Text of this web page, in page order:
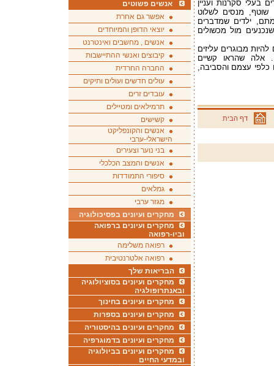
בעלי סקרנות ועניין
שוטף, מנסים לשלוט
ילדים שמדברים
מול מכשולים
מבוגרים עליזים
אלה שהראו קשיים
כלפי עצמם והסביבה,
דף הבית
אנשים פשוטים
אפשר גם אחרת
יוצאי הדופן והמיוחדים
אנשים , מחשבים ואינטרנט
קיבוצים ואנשי ההתיישבות
החברה החרדית
עולים חדשים ועולים ותיקים
עובדים זרים
תרמילאים ומטיילים
קשישים
אנשים והקונפליקט
הישראלי-ערבי
בני נוער וצעירים
אנשים והמצב הכלכלי
סיפורי התמודדות
גמלאים
מגזר ערבי
מחקרים ועיונים בפסיכולוגיה
מחקרים ועיונים ברפואה
וביו-רפואה
רפואה משלימה
רפואה אלטרנטיבית
הבריאות שלך
מחקרים ועיונים בסוציולוגיה
ובאנתרופולגיה
מחקרים ועיונים בחינוך
מחקרים ועיונים בספרות
מחקרים ועיונים בהיסטוריה
מחקרים ועיונים בדמוגרפיה
מחקרים ועיונים בביולוגיה
ובמדעי החיים